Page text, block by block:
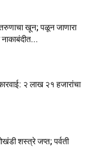
खून; पळून जाणारा
२ लाख २१ हजारांचा
शस्त्रे जप्त; पर्वती